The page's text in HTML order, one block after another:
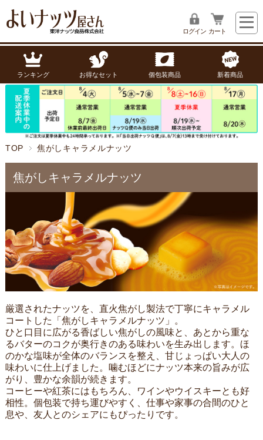
ログイン カート
ランキング お得なセット 個包装商品 新着商品
TOP 焦がしキャラメルナッツ
焦がしキャラメルナッツ
厳選されたナッツを、直火焦がし製法で丁寧にキャラメル
コートした「焦がしキャラメルナッツ」。
ひと口目に広がる香ばしい焦がしの風味と、あとから重な
るバターのコクが奥行きのある味わいを生み出します。ほ
のかな塩味が全体のバランスを整え、甘じょっぱい大人の
味わいに仕上げました。噛むほどにナッツ本来の旨みが広
がり、豊かな余韻が続きます。
コーヒーや紅茶にはもちろん、ワインやウイスキーとも好
相性。個包装で持ち運びやすく、仕事や家事の合間のひと
息や、友人とのシェアにもぴったりです。